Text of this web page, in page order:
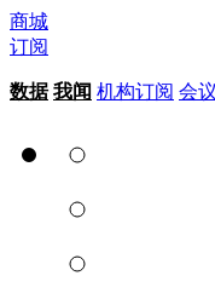
商城
订阅
数据 我闻 机构订阅 会议